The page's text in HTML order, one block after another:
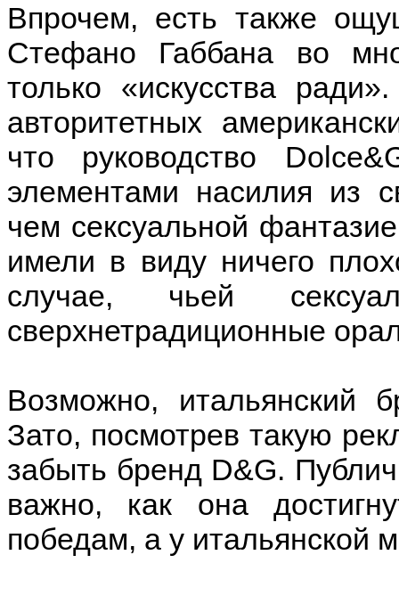
Впрочем, есть также
Стефано Габбана во
только «искусства
авторитетных
что руководство
элементами насилия из
чем сексуальной
имели в виду ничего
случае, чьей
сверхнетрадиционные
Возможно, итальянский
Зато, посмотрев такую
забыть бренд D&G.
важно, как она
победам, а у итальянской